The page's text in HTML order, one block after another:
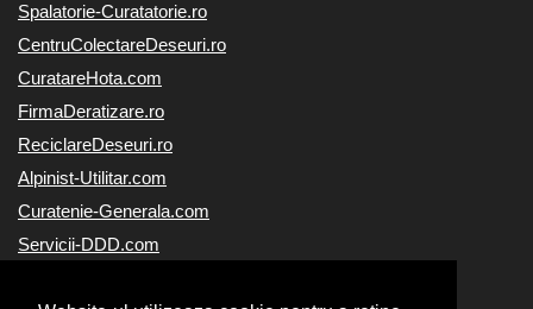
Spalatorie-Curatatorie.ro
CentruColectareDeseuri.ro
CuratareHota.com
FirmaDeratizare.ro
ReciclareDeseuri.ro
Alpinist-Utilitar.com
Curatenie-Generala.com
Servicii-DDD.com